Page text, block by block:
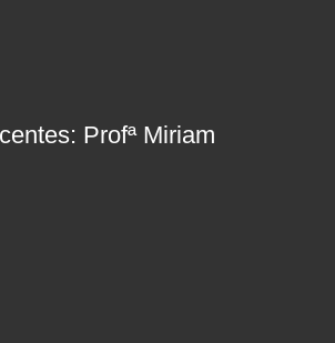
Profª Miriam